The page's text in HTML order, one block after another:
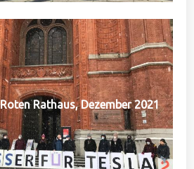
Rathaus, Dezember 2021